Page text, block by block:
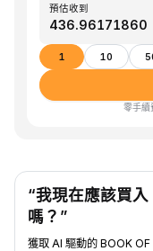
預估收到
1 10
零手
“我現在應該買入
嗎？”
獲取 AI 驅動的 BOOK